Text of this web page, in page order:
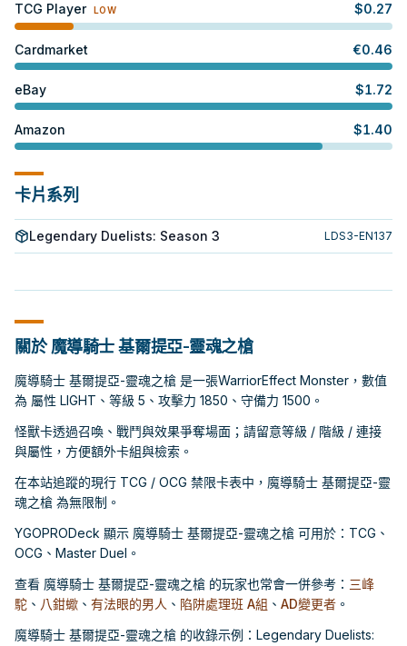
TCG Player LOW $0.27
Cardmarket €0.46
eBay $1.72
Amazon $1.40
卡片系列
Legendary Duelists: Season 3 LDS3-EN137
關於 魔導騎士 基爾提亞-靈魂之槍
魔導騎士 基爾提亞-靈魂之槍 是一張WarriorEffect Monster，數值
為 屬性 LIGHT、等級 5、攻擊力 1850、守備力 1500。
怪獸卡透過召喚、戰鬥與效果爭奪場面；請留意等級 / 階級 / 連接
與屬性，方便額外卡組與檢索。
在本站追蹤的現行 TCG / OCG 禁限卡表中，魔導騎士 基爾提亞-靈
魂之槍 為無限制。
YGOPRODeck 顯示 魔導騎士 基爾提亞-靈魂之槍 可用於：TCG、
OCG、Master Duel。
查看 魔導騎士 基爾提亞-靈魂之槍 的玩家也常會一併參考： 三峰
駝 、 八鉗蠍 、 有法眼的男人 、 陷阱處理班 A組 、 AD變更者 。
魔導騎士 基爾提亞-靈魂之槍 的收錄示例：Legendary Duelists: